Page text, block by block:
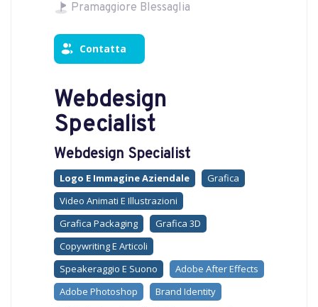
Pramaggiore Blessaglia
Contatta
Webdesign
Specialist
Webdesign Specialist
Logo E Immagine Aziendale
Grafica
Video Animati E Illustrazioni
Grafica Packaging
Grafica 3D
Copywriting E Articoli
Speakeraggio E Suono
Adobe After Effects
Adobe Photoshop
Brand Identity